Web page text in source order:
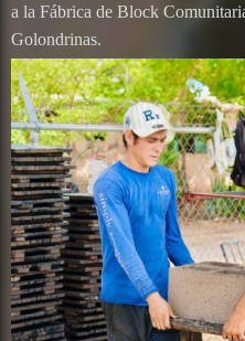
a la Fábrica de Block
Golondrinas.